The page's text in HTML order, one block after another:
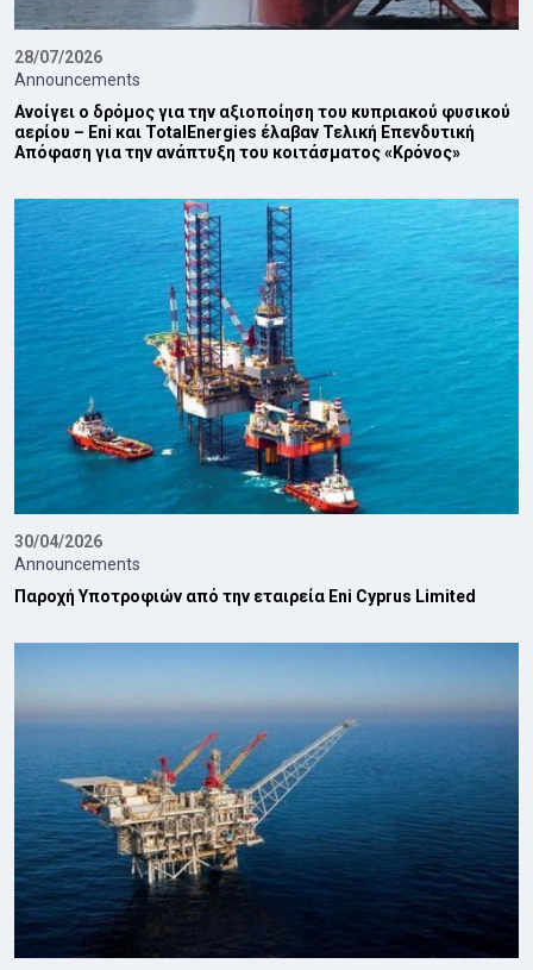
28/07/2026
Announcements
Ανοίγει ο δρόμος για την αξιοποίηση του κυπριακού φυσικού
αερίου – Eni και TotalEnergies έλαβαν Τελική Επενδυτική
Απόφαση για την ανάπτυξη του κοιτάσματος «Κρόνος»
30/04/2026
Announcements
Παροχή Υποτροφιών από την εταιρεία Eni Cyprus Limited